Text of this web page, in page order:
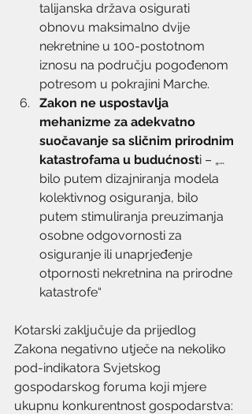
talijanska država osigurati
obnovu maksimalno dvije
nekretnine u 100-postotnom
iznosu na području pogođenom
potresom u pokrajini Marche.
Zakon ne uspostavlja
mehanizme za adekvatno
suočavanje sa sličnim prirodnim
katastrofama u budućnosti – „…
bilo putem dizajniranja modela
kolektivnog osiguranja, bilo
putem stimuliranja preuzimanja
osobne odgovornosti za
osiguranje ili unaprjeđenje
otpornosti nekretnina na prirodne
katastrofe“
Kotarski zaključuje da prijedlog
Zakona negativno utječe na nekoliko
pod-indikatora Svjetskog
gospodarskog foruma koji mjere
ukupnu konkurentnost gospodarstva: